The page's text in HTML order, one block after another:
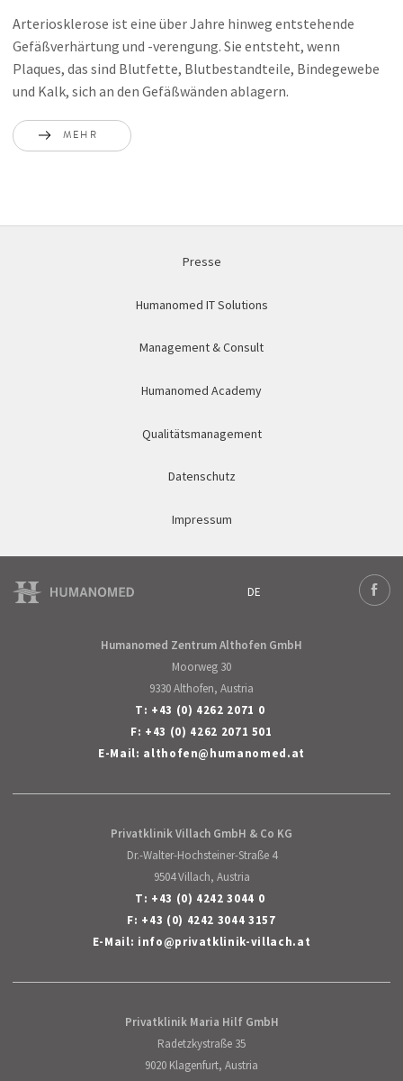
Arteriosklerose ist eine über Jahre hinweg entstehende
Gefäßverhärtung und -verengung. Sie entsteht, wenn
Plaques, das sind Blutfette, Blutbestandteile, Bindegewebe
und Kalk, sich an den Gefäßwänden ablagern.
MEHR
Presse
Humanomed IT Solutions
Management & Consult
Humanomed Academy
Qualitätsmanagement
Datenschutz
Impressum
DE
Deutsch
Humanomed Zentrum Althofen GmbH
Moorweg 30
9330 Althofen, Austria
T: +43 (0) 4262 2071 0
F: +43 (0) 4262 2071 501
E-Mail: althofen@humanomed.at
Privatklinik Villach GmbH & Co KG
Dr.-Walter-Hochsteiner-Straße 4
9504 Villach, Austria
T: +43 (0) 4242 3044 0
F: +43 (0) 4242 3044 3157
E-Mail: info@privatklinik-villach.at
Privatklinik Maria Hilf GmbH
Radetzkystraße 35
9020 Klagenfurt, Austria